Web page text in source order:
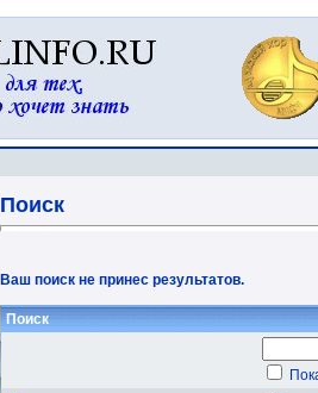
Поиск
Ваш поиск не принес результатов.
Поиск